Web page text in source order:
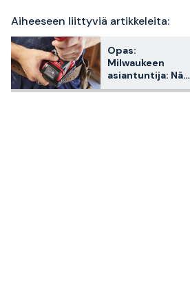
Aiheeseen liittyviä artikkeleita:
Opas:
Milwaukeen
asiantuntija: Näin
valitset akut